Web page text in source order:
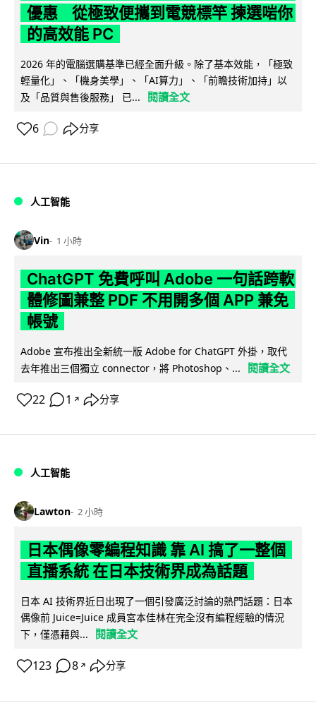
優惠 從極致便攜到電競標竿 揀選啱你
的高效能 PC
2026 年的電腦選購基準已經全面升級。除了基本效能，「極致
輕量化」、「機身美學」、「AI算力」、「前瞻技術加持」以
及「品質與售後服務」 已...
閱讀全文
6 分享
人工智能
Vin 1 小時
ChatGPT 免費呼叫 Adobe 一句話跨軟
體修圖兼整 PDF 不用開多個 APP 兼免
帳號
Adobe 宣布推出全新統一版 Adobe for ChatGPT 外掛，取代
去年推出三個獨立 connector，將 Photoshop、...
閱讀全文
22 1 ↗ 分享
人工智能
Lawton 2 小時
日本偶像零編程知識 靠 AI 搞了一整個
直播系統 在日本技術界成為話題
日本 AI 技術界近日出現了一個引發廣泛討論的熱門話題：日本
偶像前 Juice=Juice 成員宮本佳林在完全沒有編程經驗的情況
下，僅憑藉與...
閱讀全文
123 8 ↗ 分享